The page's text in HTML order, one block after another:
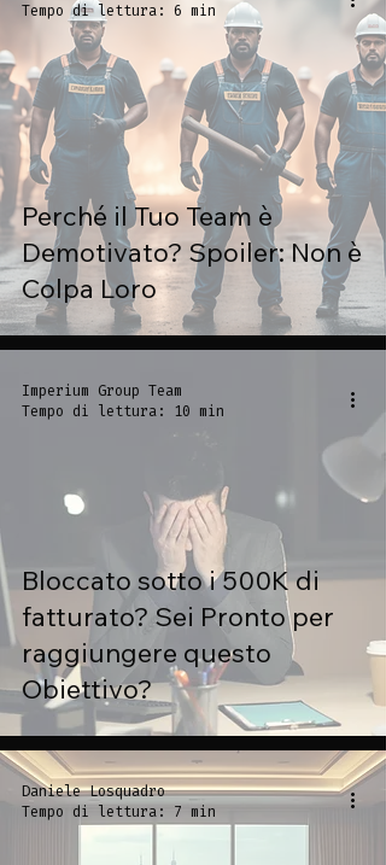
Perché il Tuo Team è
Demotivato? Spoiler: Non è
Colpa Loro
Tempo di lettura: 6 min
Bloccato sotto i 500K di
fatturato? Sei Pronto per
raggiungere questo
Obiettivo?
Imperium Group Team
Tempo di lettura: 10 min
Daniele Losquadro
Tempo di lettura: 7 min